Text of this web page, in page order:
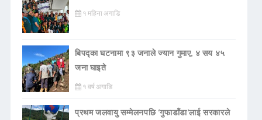
१ महिना अगाडि
बिपद्का घटनामा ९३ जनाले ज्यान गुमाए, ४ सय ४५
जना घाइते
१ वर्ष अगाडि
प्रथम जलवायु सम्मेलनपछि ‘गुफाडाँडा’लाई सरकारले